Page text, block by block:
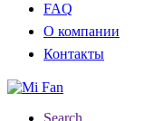
FAQ
О компании
Контакты
Search